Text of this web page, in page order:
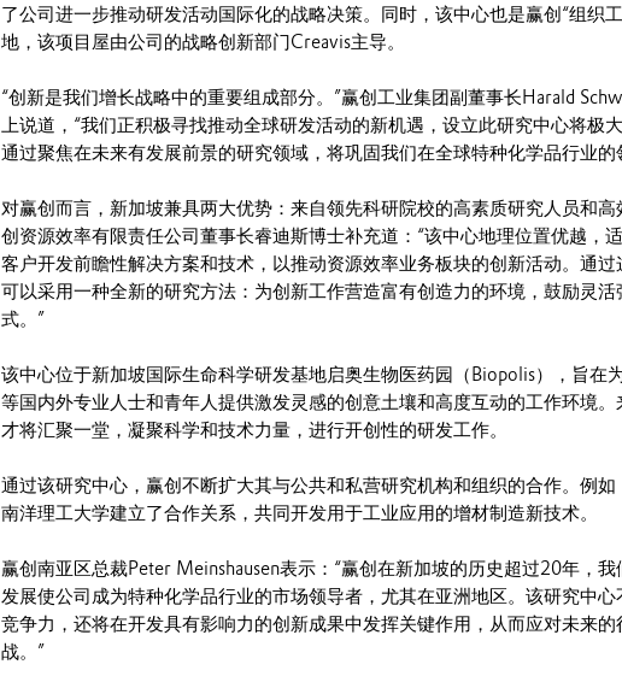
了公司进一步推动研发活动国际化的战略决策。同时，该中心也是赢创“组织
地，该项目屋由公司的战略创新部门Creavis主导。
“创新是我们增长战略中的重要组成部分。”赢创工业集团副董事长Harald
上说道，“我们正积极寻找推动全球研发活动的新机遇，设立此研究中心将极大
通过聚焦在未来有发展前景的研究领域，将巩固我们在全球特种化学品行业的
对赢创而言，新加坡兼具两大优势：来自领先科研院校的高素质研究人员和
创资源效率有限责任公司董事长睿迪斯博士补充道：“该中心地理位置优越，
客户开发前瞻性解决方案和技术，以推动资源效率业务板块的创新活动。通过
可以采用一种全新的研究方法：为创新工作营造富有创造力的环境，鼓励灵活
式。”
该中心位于新加坡国际生命科学研发基地启奥生物医药园（Biopolis），旨在
等国内外专业人士和青年人提供激发灵感的创意土壤和高度互动的工作环境。
才将汇聚一堂，凝聚科学和技术力量，进行开创性的研发工作。
通过该研究中心，赢创不断扩大其与公共和私营研究机构和组织的合作。例如
南洋理工大学建立了合作关系，共同开发用于工业应用的增材制造新技术。
赢创南亚区总裁Peter Meinshausen表示：“赢创在新加坡的历史超过20年，
发展使公司成为特种化学品行业的市场领导者，尤其在亚洲地区。该研究中心
竞争力，还将在开发具有影响力的创新成果中发挥关键作用，从而应对未来的
战。”